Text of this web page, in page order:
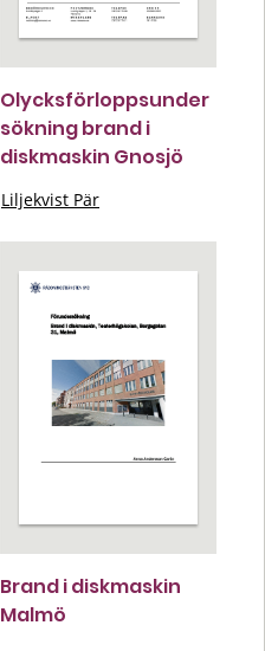
Olycksförloppsunder
sökning brand i
diskmaskin Gnosjö
Liljekvist Pär
Brand i diskmaskin
Malmö